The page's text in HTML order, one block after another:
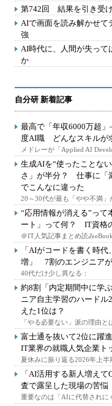
第742回 結果を引き受
AIで画面を読み解かせて
強
AI時代に、人間が失って
か
自分研 新着記事
最高で「年収6000万超
度AI職 どんなスキルが
メドレーが「Applied AI
生成AIを“使ったことな
さ」が半分？ 仕事に「
でこんなに違った
20～30代が最も「やや不満」
“応用情報が消える”っ
ート」って何？ IT資格
＠IT人気記事まとめ読み
「AIがコードを書く時
増」 7割のエンジニア
40代だけ少し異なる：
約8割「内定期間中に学
ニア自主学習のハードル
えた1位は？
「やる必要ない」派の理由と
富士通を抜いて2位に躍
IT業界の就職人気企業ト
夏休みに振り返る2026年上半
「AI活用する新人増え
査で露呈した現場の苦悩
重要なのは「AIに代替されに